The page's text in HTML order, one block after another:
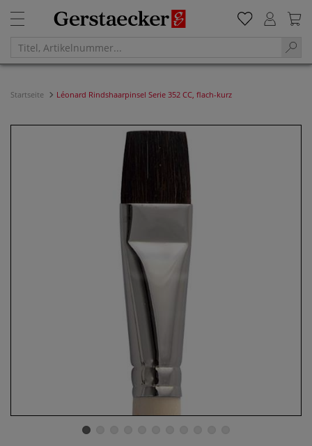
Startseite Léonard Rindshaarpinsel Serie 352 CC, flach-kurz